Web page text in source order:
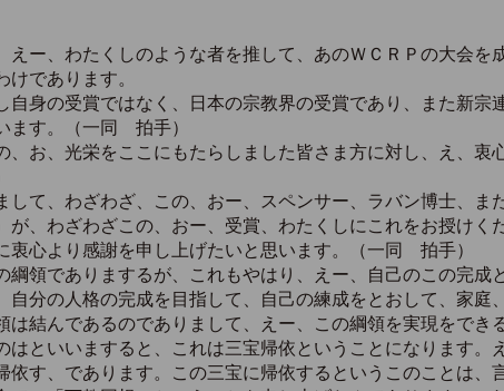
ー、わたくしのような者を推して、あのＷＣＲＰの大会を
であります。
身の受賞ではなく、日本の宗教界の受賞であり、また新宗
ます。（一同 拍手）
お、光栄をここにもたらしました皆さま方に対し、え、衷
て、わざわざ、この、おー、スペンサー、ラバン博士、ま
、わざわざこの、おー、受賞、わたくしにこれをお授けく
心より感謝を申し上げたいと思います。（一同 拍手）
領でありまするが、これもやはり、えー、自己のこの完成
分の人格の完成を目指して、自己の練成をとおして、家庭
結んであるのでありまして、えー、この綱領を実現をでき
といいますると、これは三宝帰依ということになります。
す、であります。この三宝に帰依するというこのことは、